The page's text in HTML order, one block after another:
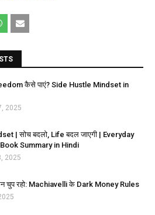
कैसे पाएं? Side Hustle Mindset in
2025
| सोच बदलो, Life बदल जाएगी | Everyday
Summary in Hindi
2025
चुप रहो: Machiavelli के Dark Money Rules